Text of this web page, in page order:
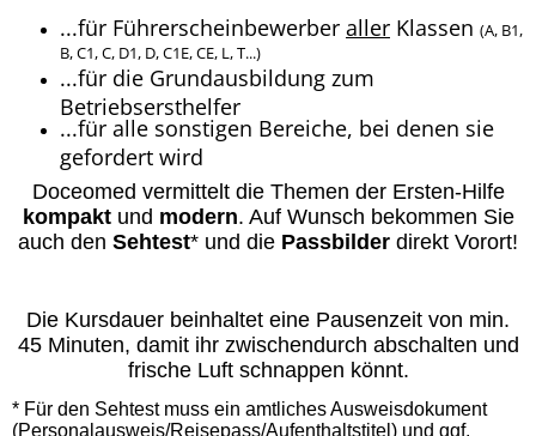
...für Führerscheinbewerber aller Klassen (A, B1,
B, C1, C, D1, D, C1E, CE, L, T...)
...für die Grundausbildung zum
Betriebsersthelfer
...für alle sonstigen Bereiche, bei denen sie
gefordert wird
Doceomed vermittelt die Themen der Ersten-Hilfe
kompaktund modern. Auf Wunsch bekommen Sie
auch den Sehtest* und die Passbilder direkt Vorort!
Die Kursdauer beinhaltet eine Pausenzeit von min.
45 Minuten, damit ihr zwischendurch abschalten und
frische Luft schnappen könnt.
* Für den Sehtest muss ein amtliches Ausweisdokument
(Personalausweis/Reisepass/Aufenthaltstitel) und ggf.